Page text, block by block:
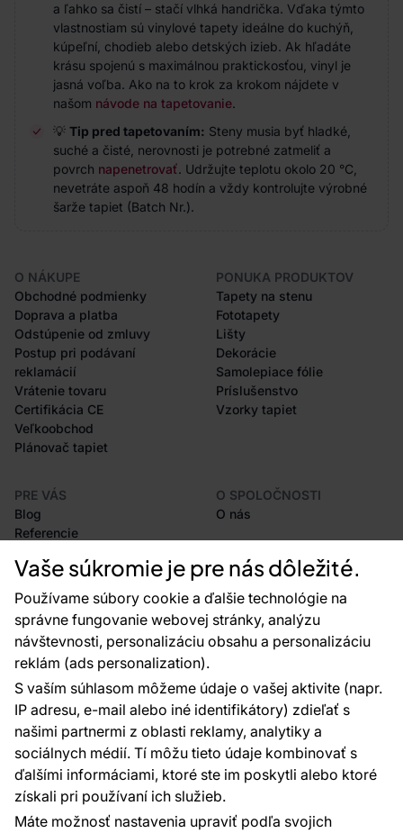
Vaše súkromie je pre nás dôležité.
Používame súbory cookie a ďalšie technológie na
správne fungovanie webovej stránky, analýzu
návštevnosti, personalizáciu obsahu a personalizáciu
reklám (ads personalization).
S vaším súhlasom môžeme údaje o vašej aktivite (napr.
IP adresu, e-mail alebo iné identifikátory) zdieľať s
našimi partnermi z oblasti reklamy, analytiky a
sociálnych médií. Tí môžu tieto údaje kombinovať s
ďalšími informáciami, ktoré ste im poskytli alebo ktoré
získali pri používaní ich služieb.
Máte možnosť nastavenia upraviť podľa svojich
a ľahko sa čistí – stačí vlhká handrička. Vďaka týmto
vlastnostiam sú vinylové tapety ideálne do kuchýň,
kúpeľní, chodieb alebo detských izieb. Ak hľadáte
krásu spojenú s maximálnou praktickosťou, vinyl je
jasná voľba. Ako na to krok za krokom nájdete v
našom návode na tapetovanie.
💡 Tip pred tapetovaním: Steny musia byť hladké,
suché a čisté, nerovnosti je potrebné zatmeliť a
povrch napenetrovať. Udržujte teplotu okolo 20 °C,
nevetráte aspoň 48 hodín a vždy kontrolujte výrobné
šarže tapiet (Batch Nr.).
O NÁKUPE
Obchodné podmienky
Doprava a platba
Odstúpenie od zmluvy
Postup pri podávaní
reklamácií
Vrátenie tovaru
Certifikácia CE
Veľkoobchod
Plánovač tapiet
PONUKA PRODUKTOV
Tapety na stenu
Fototapety
Lišty
Dekorácie
Samolepiace fólie
Príslušenstvo
Vzorky tapiet
PRE VÁS
Blog
Referencie
Rady a tipy
Najčastejšie otázky
O SPOLOČNOSTI
O nás
Kontakty
Sme tu pre vás 24 hodín denne, 7 dní v
týždni
+420 777 004 021
info@vavex.cz
Vavex 1990 s.r.o., IČ: 26776251, DIČ: CZ26776251
Dělostřelecká 330, Příbram 261 01